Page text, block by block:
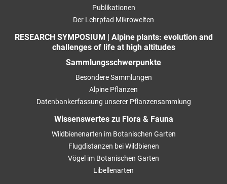
Publikationen
Der Lehrpfad Mikrowelten
RESEARCH SYMPOSIUM | Alpine plants: evolution and
challenges of life at high altitudes
Sammlungsschwerpunkte
Besondere Sammlungen
Alpine Pflanzen
Datenbankerfassung unserer Pflanzensammlung
Wissenswertes zu Flora & Fauna
Wildbienenarten im Botanischen Garten
Flugdistanzen bei Wildbienen
Vögel im Botanischen Garten
Libellenarten